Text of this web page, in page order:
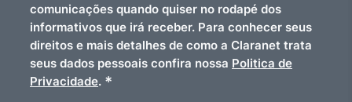
comunicações quando quiser no rodapé dos
informativos que irá receber. Para conhecer seus
direitos e mais detalhes de como a Claranet trata
seus dados pessoais confira nossa Politica de
Privacidade. *